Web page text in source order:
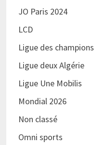
JO Paris 2024
LCD
Ligue des champions
Ligue deux Algérie
Ligue Une Mobilis
Mondial 2026
Non classé
Omni sports